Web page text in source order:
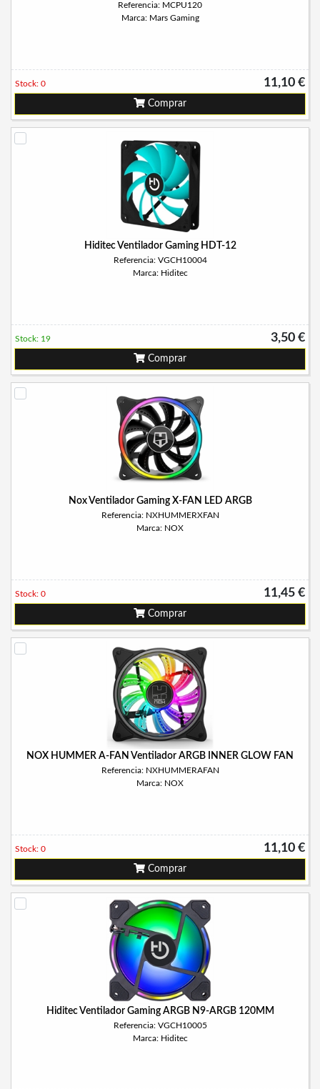
Referencia: MCPU120
Marca: Mars Gaming
11,10 €
Stock: 0
Comprar
Hiditec Ventilador Gaming HDT-12
Referencia: VGCH10004
Marca: Hiditec
3,50 €
Stock: 19
Comprar
Nox Ventilador Gaming X-FAN LED ARGB
Referencia: NXHUMMERXFAN
Marca: NOX
11,45 €
Stock: 0
Comprar
NOX HUMMER A-FAN Ventilador ARGB INNER GLOW FAN
Referencia: NXHUMMERAFAN
Marca: NOX
11,10 €
Stock: 0
Comprar
Hiditec Ventilador Gaming ARGB N9-ARGB 120MM
Referencia: VGCH10005
Marca: Hiditec